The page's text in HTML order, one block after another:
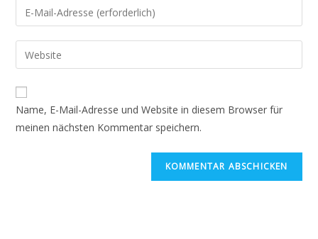
Name, E-Mail-Adresse und Website in diesem Browser für
meinen nächsten Kommentar speichern.